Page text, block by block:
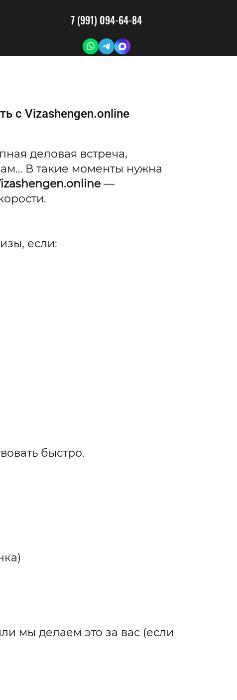
7 (991) 094-64-84
с Vizashengen.online
деловая встреча,
В такие моменты нужна
—
если:
быстро.
мы делаем это за вас (если